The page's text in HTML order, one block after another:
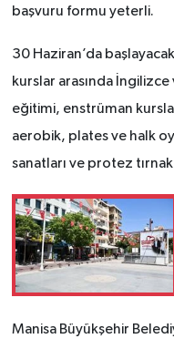
başvuru formu yeterli.
30 Haziran’da
kurslar arasında
eğitimi, enstrüman
aerobik, plates ve halk
sanatları ve protez
Manisa Büyükşehir